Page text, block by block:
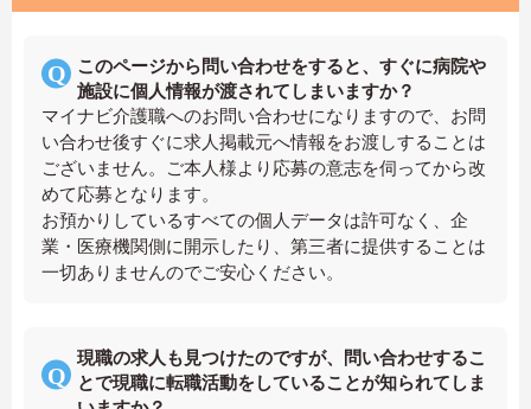
このページから問い合わせをすると、すぐに病院や
施設に個人情報が渡されてしまいますか？
マイナビ介護職へのお問い合わせになりますので、お問
い合わせ後すぐに求人掲載元へ情報をお渡しすることは
ございません。ご本人様より応募の意志を伺ってから改
めて応募となります。
お預かりしているすべての個人データは許可なく、企
業・医療機関側に開示したり、第三者に提供することは
一切ありませんのでご安心ください。
現職の求人も見つけたのですが、問い合わせするこ
とで現職に転職活動をしていることが知られてしま